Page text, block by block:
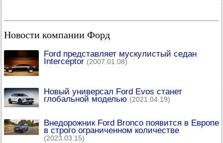
Новости компании Форд
Ford представляет мускулистый седан
Interceptor (2007.01.08)
Новый универсал Ford Evos станет
глобальной моделью (2021.04.19)
Внедорожник Ford Bronco появится в Европе
в строго ограниченном количестве
(2023.03.15)